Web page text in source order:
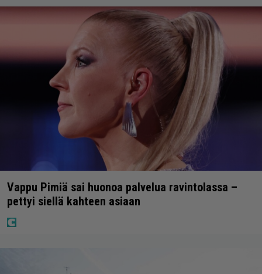
Vappu Pimiä sai huonoa palvelua ravintolassa –
pettyi siellä kahteen asiaan